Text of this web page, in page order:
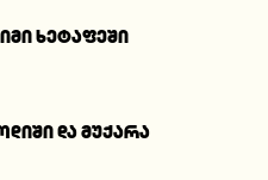
ხეტაფეში
და მუქარა